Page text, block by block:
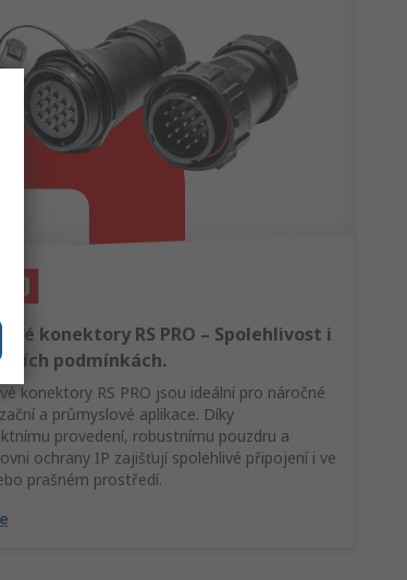
konektory RS PRO – Spolehlivost i
podmínkách.
konektory RS PRO jsou ideální pro náročné
a průmyslové aplikace. Díky
provedení, robustnímu pouzdru a
ochrany IP zajišťují spolehlivé připojení i ve
prašném prostředí.